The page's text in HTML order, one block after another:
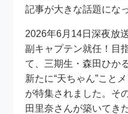
記事が大きな話題にな
2026年6月14日深夜放
副キャプテン就任！目
て、三期生・森田ひか
新たに“天ちゃん”こと
が特集されました。そ
田里奈さんが築いてき